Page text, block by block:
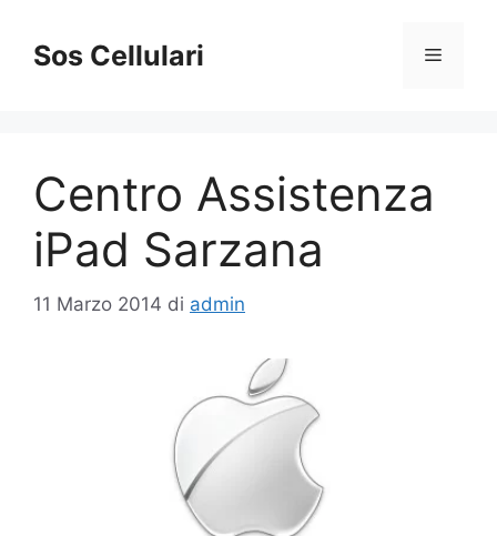
contenuto
Sos Cellulari Menu
Centro Assistenza
iPad Sarzana
11 Marzo 2014 di admin